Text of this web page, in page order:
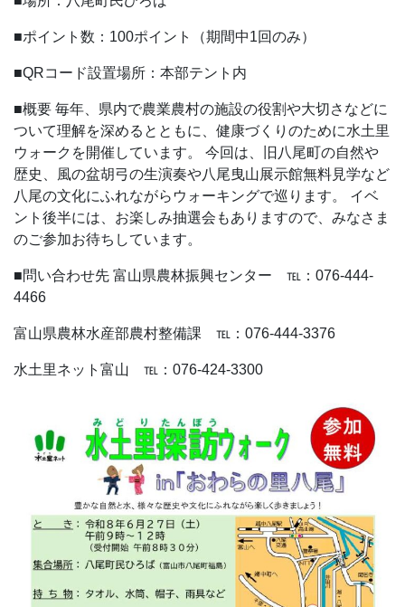
■ポイント数：100ポイント（期間中1回のみ）
■QRコード設置場所：本部テント内
■概要 毎年、県内で農業農村の施設の役割や大切さなどに
ついて理解を深めるとともに、健康づくりのために水土里
ウォークを開催しています。
今回は、旧八尾町の自然や
歴史、風の盆胡弓の生演奏や八尾曳山展示館無料見学など
八尾の文化にふれながらウォーキングで巡ります。
イベ
ント後半には、お楽しみ抽選会もありますので、みなさま
のご参加お待ちしています。
■問い合わせ先 富山県農林振興センター ℡：076-444-
4466
富山県農林水産部農村整備課 ℡：076-444-3376
水土里ネット富山 ℡：076-424-3300